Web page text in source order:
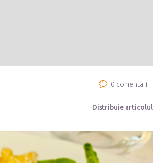
0 comentarii
Distribuie articolul